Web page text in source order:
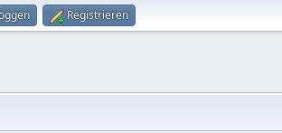
Registrieren